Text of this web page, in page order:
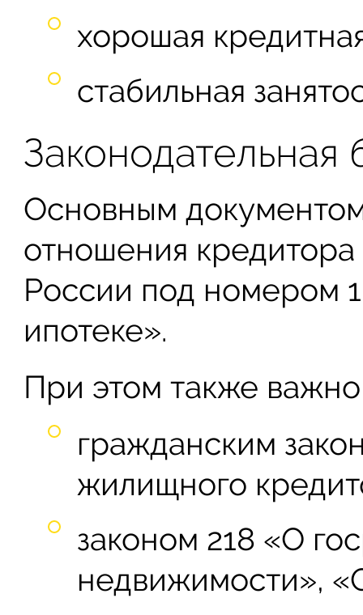
хорошая
стабильная
Законодательная
Основным
отношения кредитора
России под номером
ипотеке».
При этом также важно
гражданским
жилищного
законом 218 «О
недвижимости»,